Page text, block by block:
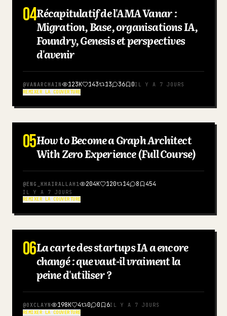
04Récapitulatif de l'AMA Vanar :
Migration, Base, organisations IA,
Foundry, Genesis et perspectives
d'avenir
@VANARCHAIN 123K 143 13 36 0IL Y A 7 JOURS
REMIXER LA COUVERTURE
ANGLAIS
05How to Become a Graph Architect
With Zero Experience (Full Course)
@ENG_KHAIRALLAH1 204K 120 14 8 454
IL Y A 7 JOURS
REMIXER LA COUVERTURE
06La carte des startups IA a encore
changé : que vaut-il vraiment la
peine d'utiliser ?
@0XCLAYN 198K 4 0 0 6IL Y A 7 JOURS
REMIXER LA COUVERTURE